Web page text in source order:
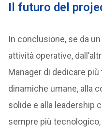
Il futuro del
In conclusione, se da
attività operative,
Manager di dedicare
dinamiche umane, alla
solide e alla leadership
sempre più tecnologico,